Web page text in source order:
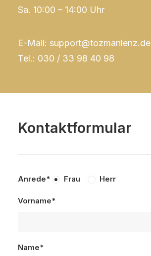
Sa. 10:00 – 14:00 Uhr
E-Mail: support@tozmanlenz.de
Tel.: 030 / 33 98 40 98
Kontaktformular
Anrede* Frau Herr
Vorname*
Name*